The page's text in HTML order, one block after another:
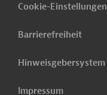
Cookie-Einstellungen
Barrierefreiheit
Hinweisgebersystem
Impressum